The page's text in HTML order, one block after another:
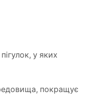
у яких
покращує